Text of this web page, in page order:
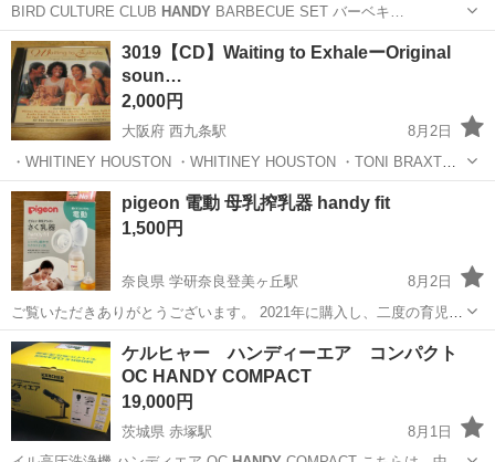
BIRD CULTURE CLUB HANDYBARBECUE SET バーベキ…
大阪 大阪市 その他 HANDY
3019【CD】Waiting to ExhaleーOriginal
soun…
2,000円
大阪府 西九条駅
8月2日
・WHITINEY HOUSTON ・WHITINEY HOUSTON ・TONI BRAXTON
・ARETHA FRANKLIN ・BRANDY ・TLC ・MARY J.BLIGE ・
CHAKA KHAN...
大阪 大阪市 西九条駅 CD
pigeon 電動 母乳搾乳器 handy fit
1,500円
奈良県 学研奈良登美ヶ丘駅
8月2日
ご覧いただきありがとうございます。 2021年に購入し、二度の育児に
使用しました。 （最後に使用したのは2024年冬頃です） 外箱は劣化
していますが 中身は破損や汚れなどなく、動作に問題ありません。 中
古品ですのでご理解あ...
奈良 奈良市 学研奈良登美ヶ丘駅 fit
ケルヒャー ハンディーエア コンパクト
OC HANDY COMPACT
19,000円
茨城県 赤塚駅
8月1日